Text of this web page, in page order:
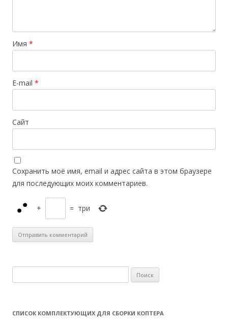
Имя *
E-mail *
Сайт
Сохранить моё имя, email и адрес сайта в этом браузере
для последующих моих комментариев.
+ = три
а
т
СПИСОК КОМПЛЕКТУЮЩИХ ДЛЯ СБОРКИ КОПТЕРА